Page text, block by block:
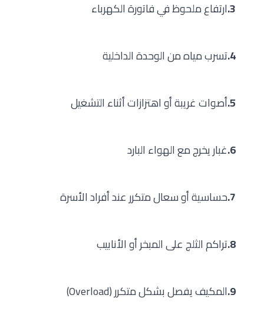
3.ارتفاع ملحوظ في فاتورة الكهرباء
4.تسرب مياه من الوحدة الداخلية
5.أصوات غريبة أو اهتزازات أثناء التشغيل
6. غبار يخرج مع الهواء البارد
7.حساسية أو سعال متكرر عند أفراد الأسرة
8.تراكم الثلج على المبخر أو الأنابيب
9. المكيف يفصل بشكل متكرر (Overload)